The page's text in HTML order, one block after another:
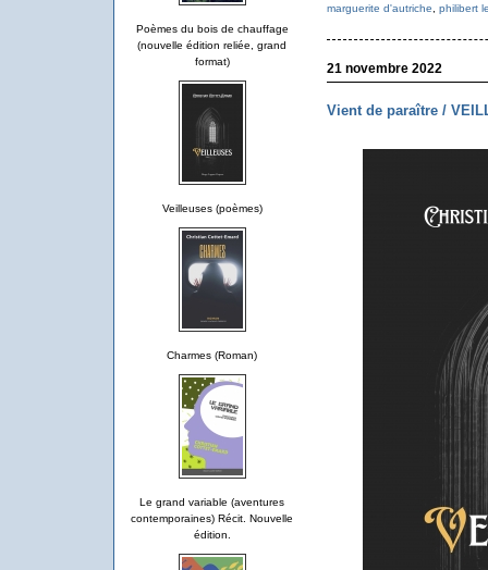
Poèmes du bois de chauffage
(nouvelle édition reliée, grand
format)
Veilleuses (poèmes)
Charmes (Roman)
Le grand variable (aventures
contemporaines) Récit. Nouvelle
édition.
marguerite d'autriche
philibert
21 novembre 2022
Vient de paraître /